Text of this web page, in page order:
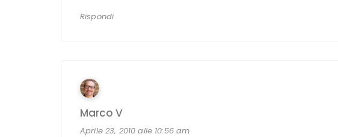
Rispondi
Marco V
Aprile 23, 2010 alle 10:56 am